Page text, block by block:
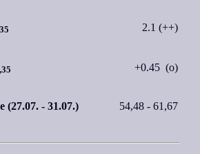
2.1 (++)
+0.45 (o)
(27.07. - 31.07.) 54,48 - 61,67